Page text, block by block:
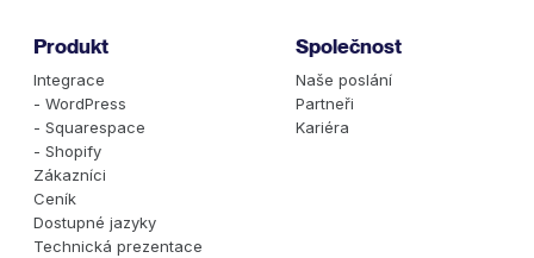
Produkt
Integrace
- WordPress
- Squarespace
- Shopify
Zákazníci
Ceník
Dostupné jazyky
Technická prezentace
Společnost
Naše poslání
Partneři
Kariéra